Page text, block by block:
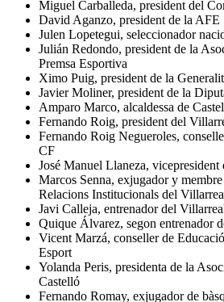
Miguel Carballeda, president del
David Aganzo, president de la AFE
Julen Lopetegui, seleccionador
Julián Redondo, president de la
Premsa Esportiva
Ximo Puig, president de la
Javier Moliner, president de la
Amparo Marco, alcaldessa de
Fernando Roig, president del
Fernando Roig Negueroles,
CF
José Manuel Llaneza,
Marcos Senna, exjugador y
Relacions Institucionals del
Javi Calleja, entrenador del
Quique Álvarez, segon entrenador
Vicent Marzá, conseller de
Esport
Yolanda Peris, presidenta de la
Castelló
Fernando Romay, exjugador de